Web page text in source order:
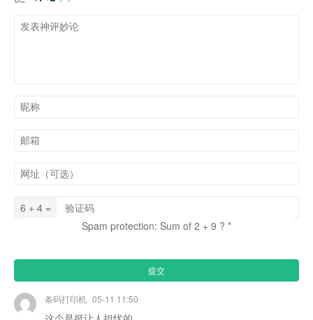
6 + 4 =
Spam protection: Sum of 2 + 9 ? *
条码打印机 05-11 11:50